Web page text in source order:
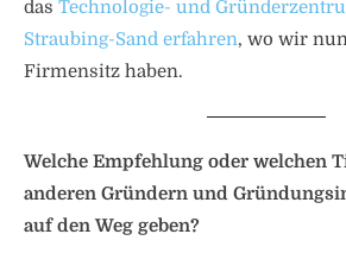
das Technologie- und
Straubing-Sand erfahren, wo wir
Firmensitz haben.
Welche Empfehlung oder welchen
anderen Gründern und
auf den Weg geben?